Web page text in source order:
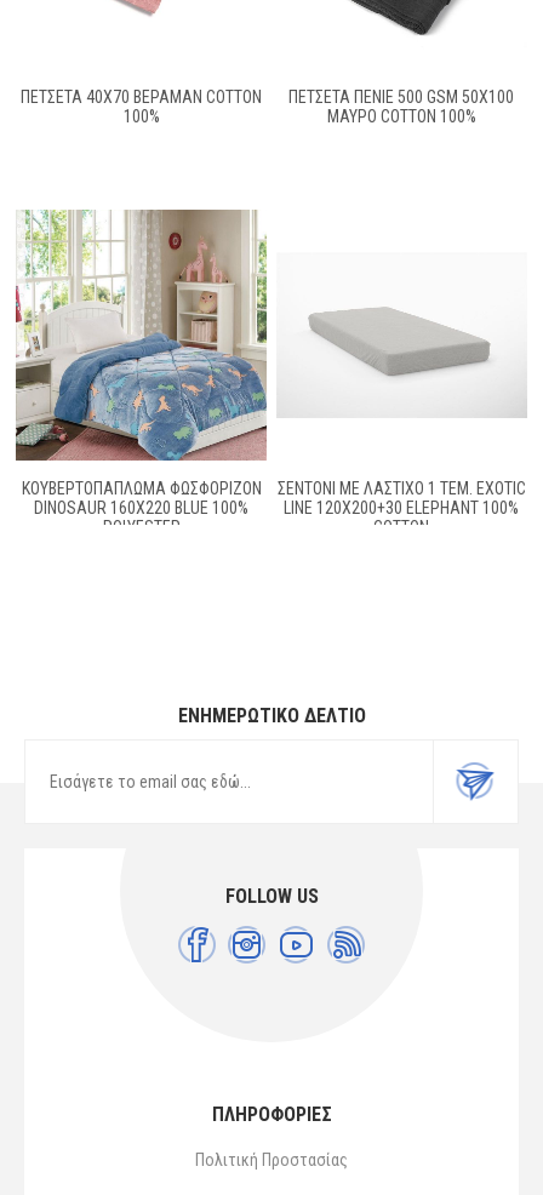
ΠΕΤΣΕΤΑ 40X70 ΒΕΡΑΜΑΝ COTTON
100%
ΠΕΤΣΕΤΑ ΠΕΝΙΕ 500 GSM 50X100
ΜΑΥΡΟ COTTON 100%
ΚΟΥΒΕΡΤΟΠΆΠΛΩΜΑ ΦΩΣΦΟΡΊΖΟΝ
DINOSAUR 160X220 BLUE 100%
POLYESTER
ΣΕΝΤΌΝΙ ΜΕ ΛΆΣΤΙΧΟ 1 ΤΕΜ. EXOTIC
LINE 120X200+30 ELEPHANT 100%
COTTON
ΕΝΗΜΕΡΩΤΙΚΌ ΔΕΛΤΊΟ
FOLLOW US
ΠΛΗΡΟΦΟΡΙΕΣ
Πολιτική Προστασίας